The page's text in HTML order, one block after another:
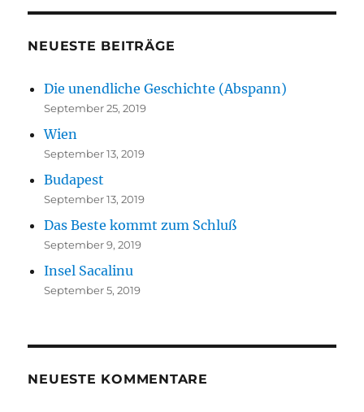
NEUESTE BEITRÄGE
Die unendliche Geschichte (Abspann)
September 25, 2019
Wien
September 13, 2019
Budapest
September 13, 2019
Das Beste kommt zum Schluß
September 9, 2019
Insel Sacalinu
September 5, 2019
NEUESTE KOMMENTARE